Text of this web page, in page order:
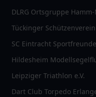
DLRG Ortsgruppe
Tückinger
SC Eintracht
Hildesheim
Leipziger Triathlon e.V.
Dart Club Torpedo